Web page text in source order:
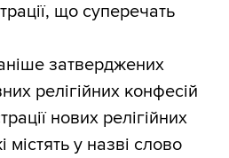
що суперечать
затверджених
релігійних конфесій
нових релігійних
містять у назві слово